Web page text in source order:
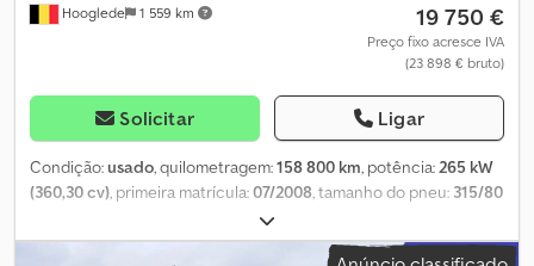
Hooglede 1 559 km 19 750 €
Preço fixo acresce IVA
(23 898 € bruto)
Solicitar Ligar
Condição:usado, quilometragem:158 800 km, potência:265 kW
(360,30 cv), primeira matrícula:07/2008, tamanho do pneu: 315/80
6x4, distância entre eixos:
travões:travão de motor, cor:outro, cabina do condutor:cabina